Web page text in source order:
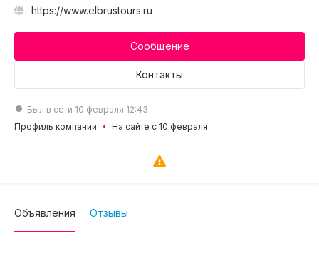
https://www.elbrustours.ru
Сообщение
Контакты
Был в сети 10 февраля 12:43
Профиль компании
На сайте с 10 февраля
Объявления Отзывы